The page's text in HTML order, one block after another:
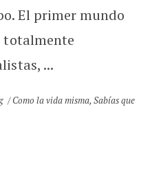
El primer mundo
totalmente
...
Como la vida misma,Sabías que